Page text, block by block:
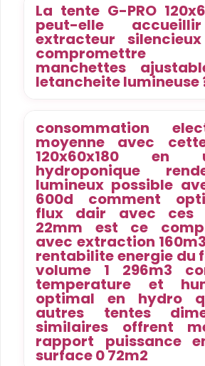
La tente G-PRO
peut-elle
extracteur
manchettes
letancheite lumineuse
consommation
moyenne avec
120x60x180 en
hydroponique
lumineux possible
600d comment
flux dair avec ces
22mm est ce
avec extraction
rentabilite energie du
volume 1 296m3
temperature et
optimal en hydro
autres tentes
similaires offrent
rapport puissance
surface 0 72m2